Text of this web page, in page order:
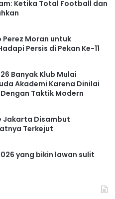
Ketika Total Football dan
Moran untuk
Persis di Pekan Ke-11
Banyak Klub Mulai
Akademi Karena Dinilai
Taktik Modern
Jakarta Disambut
Terkejut
yang bikin lawan sulit